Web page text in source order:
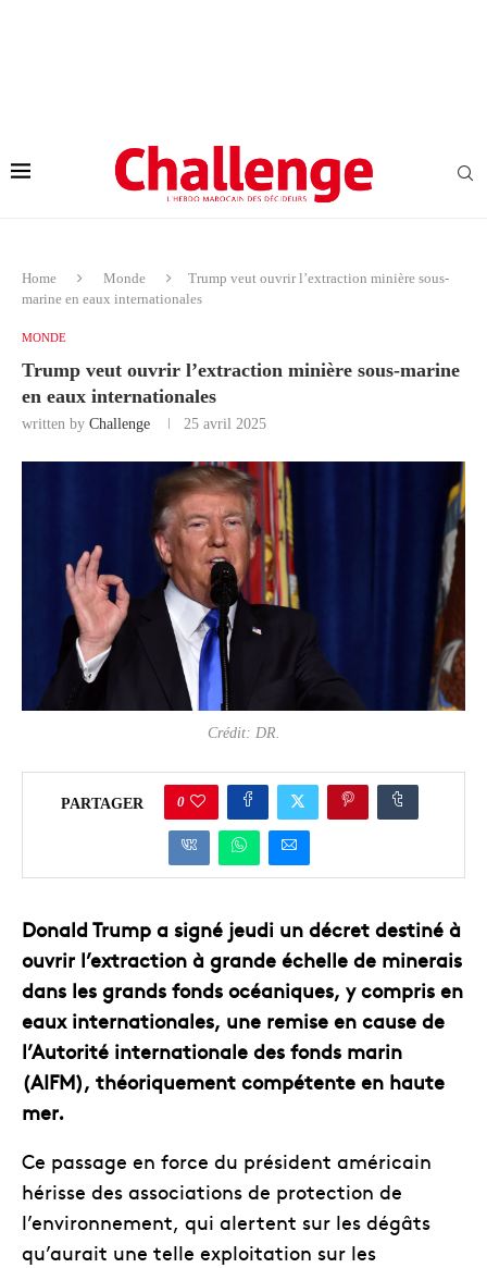
Home Monde
Trump veut ouvrir l’extraction minière sous-
marine en eaux internationales
MONDE
Trump veut ouvrir l’extraction minière sous-marine
en eaux internationales
written by Challenge 25 avril 2025
Crédit: DR.
PARTAGER 0
Donald Trump a signé jeudi un décret destiné à
ouvrir l’extraction à grande échelle de minerais
dans les grands fonds océaniques, y compris en
eaux internationales, une remise en cause de
l’Autorité internationale des fonds marin
(AIFM), théoriquement compétente en haute
mer.
Ce passage en force du président américain
hérisse des associations de protection de
l’environnement, qui alertent sur les dégâts
qu’aurait une telle exploitation sur les